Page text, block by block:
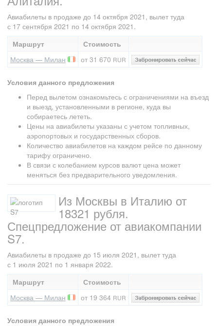
Авиабилеты в продаже до 14 октября 2021, вылет туда
с 17 сентября 2021 по 14 октября 2021.
Маршрут
Стоимость
Москва — Милан
от 31 670 RUR
Условия данного предложения
Перед вылетом ознакомьтесь с ограничениями на въезд
и выезд, установленными в регионе, куда вы
собираетесь лететь.
Цены на авиабилеты указаны с учетом топливных,
аэропортовых и государственных сборов.
Количество авиабилетов на каждом рейсе по данному
тарифу ограничено.
В связи с колебанием курсов валют цена может
меняться без предварительного уведомления.
Из Москвы в Италию от
18321 рубля.
Спецпредложение от авиакомпании
S7.
Авиабилеты в продаже до 15 июля 2021, вылет туда
с 1 июля 2021 по 1 января 2022.
Маршрут
Стоимость
Москва — Милан
от 19 364 RUR
Условия данного предложения